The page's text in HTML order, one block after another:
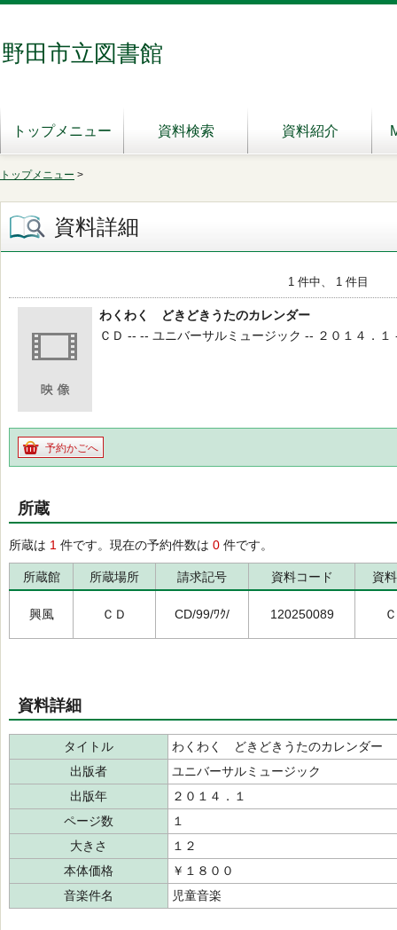
野田市立図書館
トップメニュー 資料検索 資料紹介
トップメニュー >
資料詳細
1 件中、 1 件目
わくわく どきどきうたのカレンダー
ＣＤ -- -- ユニバーサルミュージック -- ２０１４．１
予約かごへ
所蔵
所蔵は 1 件です。現在の予約件数は 0 件です。
所蔵館 所蔵場所 請求記号 資料コード 資
興風 ＣＤ CD/99/ﾜｸ/ 120250089
資料詳細
タイトル
わくわく どきどきうたのカレンダー
出版者
ユニバーサルミュージック
出版年
２０１４．１
ページ数
１
大きさ
１２
本体価格
￥１８００
音楽件名
児童音楽